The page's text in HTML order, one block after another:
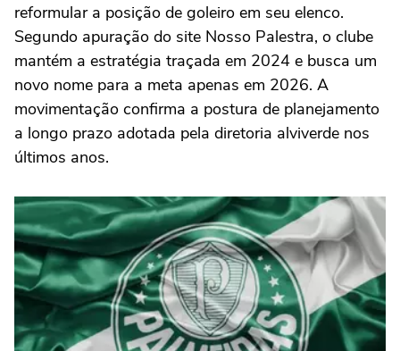
reformular a posição de goleiro em seu elenco.
Segundo apuração do site Nosso Palestra, o clube
mantém a estratégia traçada em 2024 e busca um
novo nome para a meta apenas em 2026. A
movimentação confirma a postura de planejamento
a longo prazo adotada pela diretoria alviverde nos
últimos anos.